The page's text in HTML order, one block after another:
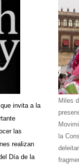
invita a la
las
realizan
Día de la
Miles
la